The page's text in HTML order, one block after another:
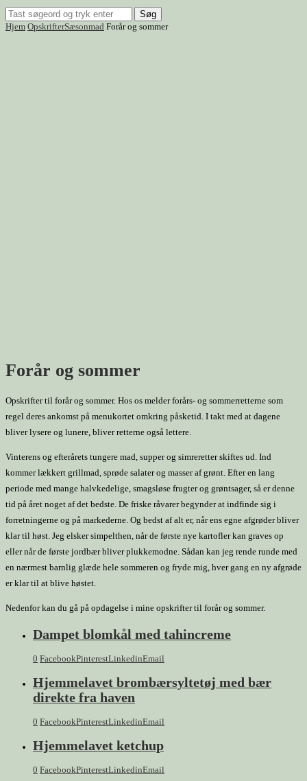
Søg
Hjem OpskrifterSæsonmad Forår og sommer
Forår og sommer
Opskrifter til forår og sommer. Hos os melder forårs- og sommerretterne som
regel deres ankomst på menukortet omkring påsketid. I takt med at dagene
bliver lysere og lunere, bliver retterne også lettere.
Vinterens og efterårets tungere mad, supper og simreretter skiftes ud. Ind
kommer lækkert grillmad, sprøde salater og masser af grønt. Efter en lang
periode med mange halvkedelige, smagsløse frugter og grøntsager, så er denne
tid på året noget af det bedste. De friske råvarer begynder at indfinde sig i
forretningerne og på markederne. Og bedst af alt er, når ens egne afgrøder bliver
klar til høst. Jeg elsker simpelthen, når de første nye kartofler kan graves op
eller når de første jordbær bliver plukkemodne. Sådan kan jeg rende runde med
en nærmest barnlig glæde hele sommeren og fryde mig, hver gang en ny afgrøde
er klar til at blive høstet.
Nedenfor kan du gå på opdagelse i mine opskrifter til forår og sommer.
Dampet blomkål med tahincreme
0 FacebookPinterestLinkedinEmail
Hjemmelavet brombærsyltetøj med bær
direkte fra haven
0 FacebookPinterestLinkedinEmail
Hjemmelavet ketchup
0 FacebookPinterestLinkedinEmail